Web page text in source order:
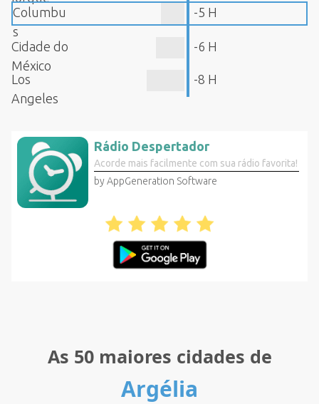
Columbu
s
-5 H
Cidade do
México
-6 H
Los
Angeles
-8 H
Rádio Despertador
Acorde mais facilmente com sua rádio favorita!
by AppGeneration Software
As 50 maiores cidades de
Argélia